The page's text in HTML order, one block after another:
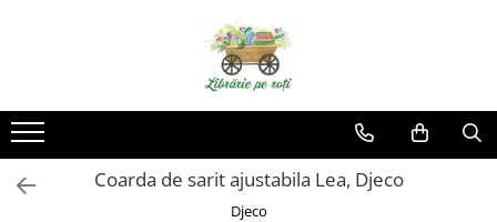
Coarda de sarit ajustabila Lea, Djeco
Djeco